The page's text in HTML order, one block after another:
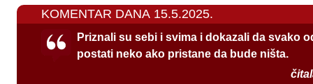
KOMENTAR DANA 15.5.2025.
Priznali su sebi i svima i dokazali da svako
postati neko ako pristane da bude ništa.